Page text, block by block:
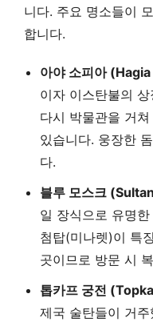
니다. 주요 명소들이
합니다.
아야 소피아
이자 이스탄불의
다시 박물관을 거
있습니다. 웅장한
다.
블루 모스크
일 장식으로 유명
첨탑(미나렛)이 특
곳이므로 방문 시
톱카프 궁전
제국 술탄들이 거